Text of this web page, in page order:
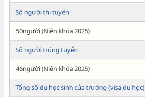
Số người thi tuyển
50người (Niên khóa 2025)
Số người trúng tuyển
46người (Niên khóa 2025)
Tổng số du học sinh của trường (visa du học)